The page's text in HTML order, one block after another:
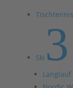
Tischtennis
Ski 3
Langlauf